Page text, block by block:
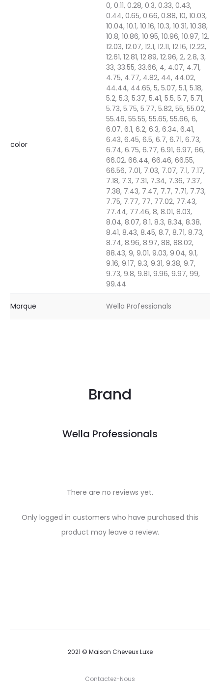
color
0, 0.11, 0.28, 0.3, 0.33, 0.43,
0.44, 0.65, 0.66, 0.88, 10, 10.03,
10.04, 10.1, 10.16, 10.3, 10.31, 10.38,
10.8, 10.86, 10.95, 10.96, 10.97, 12,
12.03, 12.07, 12.1, 12.11, 12.16, 12.22,
12.61, 12.81, 12.89, 12.96, 2, 2.8, 3,
33, 33.55, 33.66, 4, 4.07, 4.71,
4.75, 4.77, 4.82, 44, 44.02,
44.44, 44.65, 5, 5.07, 5.1, 5.18,
5.2, 5.3, 5.37, 5.41, 5.5, 5.7, 5.71,
5.73, 5.75, 5.77, 5.82, 55, 55.02,
55.46, 55.55, 55.65, 55.66, 6,
6.07, 6.1, 6.2, 6.3, 6.34, 6.41,
6.43, 6.45, 6.5, 6.7, 6.71, 6.73,
6.74, 6.75, 6.77, 6.91, 6.97, 66,
66.02, 66.44, 66.46, 66.55,
66.56, 7.01, 7.03, 7.07, 7.1, 7.17,
7.18, 7.3, 7.31, 7.34, 7.36, 7.37,
7.38, 7.43, 7.47, 7.7, 7.71, 7.73,
7.75, 7.77, 77, 77.02, 77.43,
77.44, 77.46, 8, 8.01, 8.03,
8.04, 8.07, 8.1, 8.3, 8.34, 8.38,
8.41, 8.43, 8.45, 8.7, 8.71, 8.73,
8.74, 8.96, 8.97, 88, 88.02,
88.43, 9, 9.01, 9.03, 9.04, 9.1,
9.16, 9.17, 9.3, 9.31, 9.38, 9.7,
9.73, 9.8, 9.81, 9.96, 9.97, 99,
99.44
Marque Wella Professionals
Brand
Wella Professionals
There are no reviews yet.
Only logged in customers who have purchased this
product may leave a review.
2021 © Maison Cheveux Luxe
Contactez-Nous